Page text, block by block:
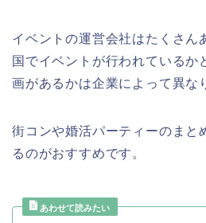
イベントの運営会社はたくさん
国でイベントが行われているか
画があるかは企業によって異な
街コンや婚活パーティーのまと
るのがおすすめです。